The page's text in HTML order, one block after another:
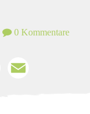
0 Kommentare
WhatsApp